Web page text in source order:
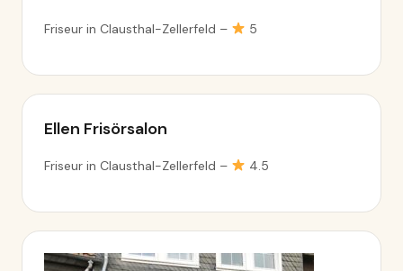
Friseur in Clausthal-Zellerfeld – 5
Ellen Frisörsalon
Friseur in Clausthal-Zellerfeld – 4.5